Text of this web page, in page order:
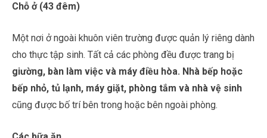
Chỗ ở (43 đêm)
Một nơi ở ngoài khuôn viên trường được quản lý riêng dành
cho thực tập sinh. Tất cả các phòng đều được trang bị
giường, bàn làm việc và máy điều hòa. Nhà bếp hoặc
bếp nhỏ, tủ lạnh, máy giặt, phòng tắm và nhà vệ sinh
cũng được bố trí bên trong hoặc bên ngoài phòng.